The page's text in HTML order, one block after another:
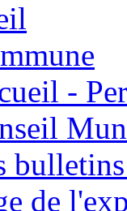
-
de